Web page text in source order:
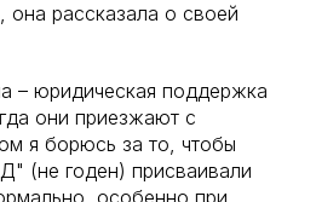
, она рассказала о своей
– юридическая поддержка
они приезжают с
я борюсь за то, чтобы
(не годен) присваивали
особенно при